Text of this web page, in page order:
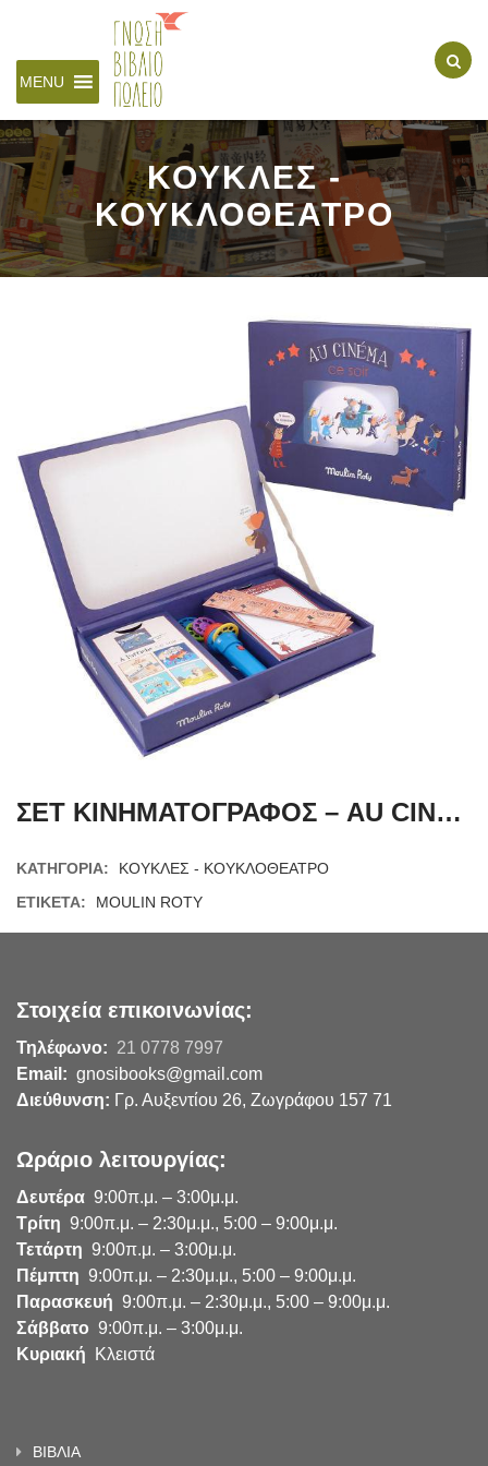
MENU
ΚΟΥΚΛΕΣ -
ΚΟΥΚΛΟΘΕΑΤΡΟ
ΣΕΤ ΚΙΝΗΜΑΤΟΓΡΑΦΟΣ – AU CINEMA CE SOIR – MOULIN ROTY
ΚΑΤΗΓΟΡΊΑ:
ΚΟΥΚΛΕΣ - ΚΟΥΚΛΟΘΕΑΤΡΟ
ΕΤΙΚΈΤΑ:
MOULIN ROTY
Στοιχεία επικοινωνίας:
Τηλέφωνο: 21 0778 7997
Email: gnosibooks@gmail.com
Διεύθυνση: Γρ. Αυξεντίου 26, Ζωγράφου 157 71
Ωράριο λειτουργίας:
Δευτέρα 9:00π.μ. – 3:00μ.μ.
Τρίτη 9:00π.μ. – 2:30μ.μ., 5:00 – 9:00μ.μ.
Τετάρτη 9:00π.μ. – 3:00μ.μ.
Πέμπτη 9:00π.μ. – 2:30μ.μ., 5:00 – 9:00μ.μ.
Παρασκευή 9:00π.μ. – 2:30μ.μ., 5:00 – 9:00μ.μ.
Σάββατο 9:00π.μ. – 3:00μ.μ.
Κυριακή Κλειστά
ΒΙΒΛΙΑ